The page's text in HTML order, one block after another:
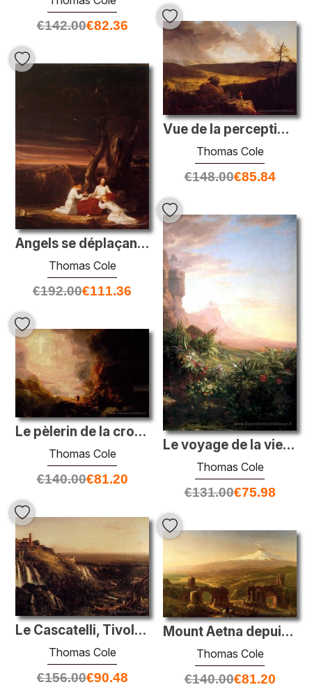
€142.00€82.36
Vue de la perception de la rivière Schoharie
Thomas Cole
€148.00€85.84
Angels se déplaçant au Christ dans le désert
Thomas Cole
€192.00€111.36
Le voyage de la vie: l'enfance (détail)
Thomas Cole
€131.00€75.98
Le pèlerin de la croix à la fin de son voyage (une partie de la
Thomas Cole
€140.00€81.20
Le Cascatelli, Tivoli, regardant vers Rome (vue de Rome de Tivol
Thomas Cole
€156.00€90.48
Mount Aetna depuis Taormina
Thomas Cole
€140.00€81.20